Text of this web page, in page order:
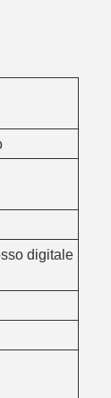
digitale